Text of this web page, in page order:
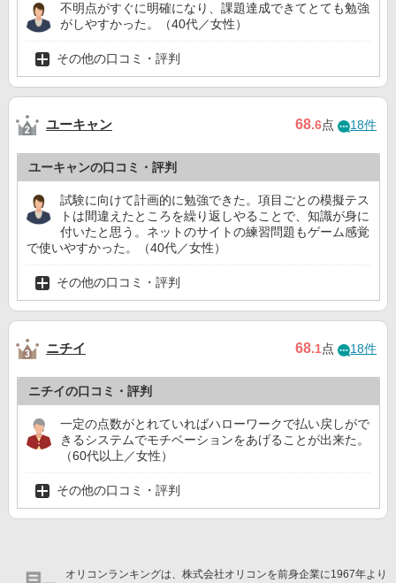
不明点がすぐに明確になり、課題達成できてとても勉強
がしやすかった。（40代／女性）
その他の口コミ・評判
ユーキャン 68.6点 18件
ユーキャンの口コミ・評判
試験に向けて計画的に勉強できた。項目ごとの模擬テス
トは間違えたところを繰り返しやることで、知識が身に
付いたと思う。ネットのサイトの練習問題もゲーム感覚
で使いやすかった。（40代／女性）
その他の口コミ・評判
ニチイ 68.1点 18件
ニチイの口コミ・評判
一定の点数がとれていればハローワークで払い戻しがで
きるシステムでモチベーションをあげることが出来た。
（60代以上／女性）
その他の口コミ・評判
オリコンランキングは、株式会社オリコンを前身企業に1967年より